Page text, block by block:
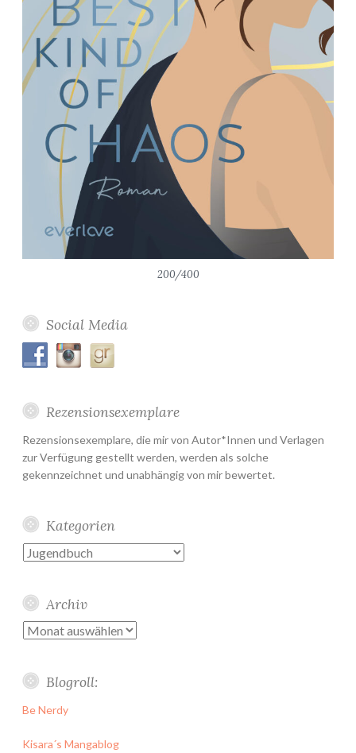
200/400
Social Media
Rezensionsexemplare
Rezensionsexemplare, die mir von Autor*Innen und Verlagen
zur Verfügung gestellt werden, werden als solche
gekennzeichnet und unabhängig von mir bewertet.
Kategorien
Kategorien
Archiv
Archiv
Blogroll:
Be Nerdy
Kisara´s Mangablog